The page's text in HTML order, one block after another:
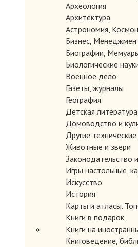
Археология
Архитектура
Астрономия,
Бизнес,
Биографии,
Биологические
Военное дело
Газеты, журналы
География
Детская литература
Домоводство и
Другие технические
Животные и звери
Законодательство
Игры настольные,
Искусство
История
Карты и атласы.
Книги в подарок
Книги на
Книговедение,